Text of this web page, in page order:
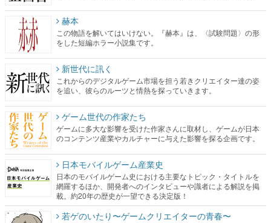
赫本
この物語を解いてはいけない。『赫本』は、〈試験問題〉の形
をした短編ホラー小説集です。
新世代に訊く
これからのデジタルゲーム市場を担う若きクリエイター達の姿
を追い、彼らのルーツと情熱を探っていきます。
ゲーム世代の作家たち
ゲームに多大な影響を受けた作家さんに取材し、ゲームが日本
のコンテンツ産業やカルチャーに与えた影響を探る企画です。
日本モバイルゲーム産業史
日本のモバイルゲーム史における主要なトピック・タイトルを
網羅するほか、開発者へのインタビューや識者による解説を掲
載。約20年の歴史が一望できる決定版！
若ゲのいたり〜ゲームクリエイターの青春〜